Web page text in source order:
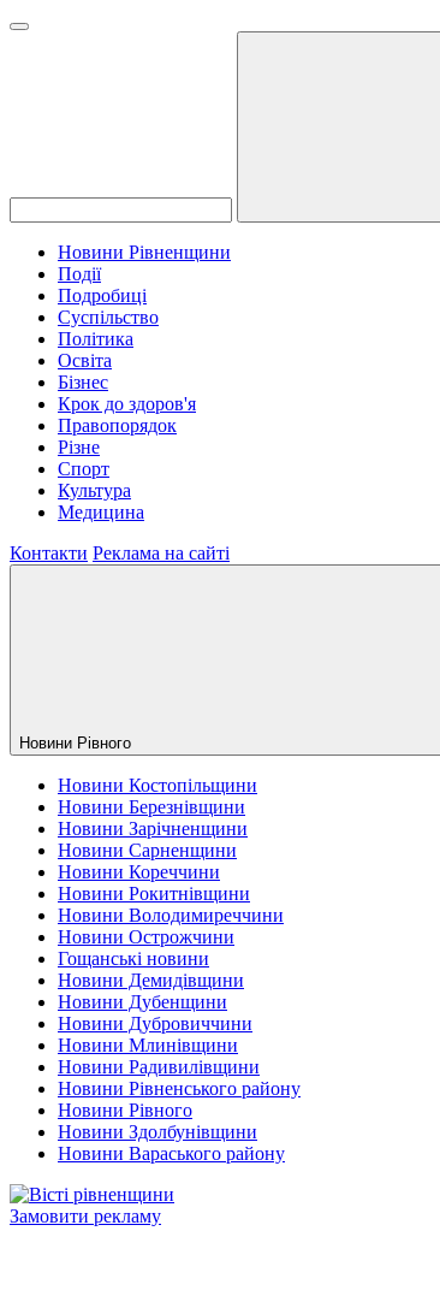
Новини Рівненщини
Події
Подробиці
Суспільство
Політика
Освіта
Бізнес
Крок до здоров'я
Правопорядок
Різне
Спорт
Культура
Медицина
Контакти Реклама на сайті
Новини Рiвного
Новини Костопільщини
Новини Березнівщини
Новини Зарічненщини
Новини Сарненщини
Новини Кореччини
Новини Рокитнівщини
Новини Володимиреччини
Новини Острожчини
Гощанські новини
Новини Демидівщини
Новини Дубенщини
Новини Дубровиччини
Новини Млинівщини
Новини Радивилівщини
Новини Рівненського району
Новини Рівного
Новини Здолбунівщини
Новини Вараського району
Замовити рекламу